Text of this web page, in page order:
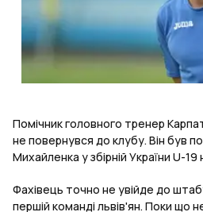
Помічник головного тренер
не повернувся до клубу. Він був
Михайленка у збірній України U-
Фахівець точно не увійде до
першій команді львів'ян. Поки що